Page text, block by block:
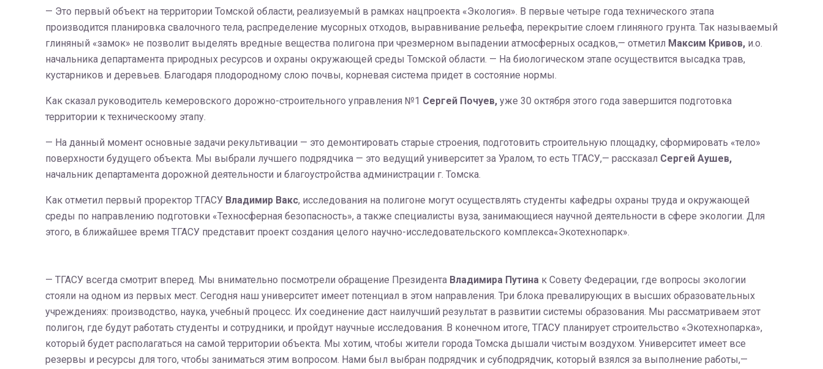
— Это первый объект на территории Томской области, реализуемый в рамках нацпроекта «Экология». В первые четыре года технического этапа
производится планировка свалочного тела, распределение мусорных отходов, выравнивание рельефа, перекрытие слоем глиняного грунта. Так называемый
глиняный «замок» не позволит выделять вредные вещества полигона при чрезмерном выпадении атмосферных осадков,— отметил Максим Кривов,и.о.
начальника департамента природных ресурсов и охраны окружающей среды Томской области. — На биологическом этапе осуществится высадка трав,
кустарников и деревьев. Благодаря плодородному слою почвы, корневая система придет в состояние нормы.
Как сказал руководитель кемеровского дорожно-строительного управления №1 Сергей Почуев,уже 30 октября этого года завершится подготовка
территории к техническоому этапу.
— На данный момент основные задачи рекультивации — это демонтировать старые строения, подготовить строительную площадку, сформировать «тело»
поверхности будущего объекта. Мы выбрали лучшего подрядчика — это ведущий университет за Уралом, то есть ТГАСУ,— рассказал Сергей Аушев,
начальник департамента дорожной деятельности и благоустройства администрации г. Томска.
Как отметил первый проректор ТГАСУ Владимир Вакс, исследования на полигоне могут осуществлять студенты кафедры охраны труда и окружающей
среды по направлению подготовки «Техносферная безопасность», а также специалисты вуза, занимающиеся научной деятельности в сфере экологии. Для
этого, в ближайшее время ТГАСУ представит проект создания целого научно-исследовательского комплекса«Экотехнопарк».
— ТГАСУ всегда смотрит вперед. Мы внимательно посмотрели обращение Президента Владимира Путинак Совету Федерации, где вопросы экологии
стояли на одном из первых мест. Сегодня наш университет имеет потенциал в этом направления. Три блока превалирующих в высших образовательных
учреждениях: производство, наука, учебный процесс. Их соединение даст наилучший результат в развитии системы образования. Мы рассматриваем этот
полигон, где будут работать студенты и сотрудники, и пройдут научные исследования. В конечном итоге, ТГАСУ планирует строительство «Экотехнопарка»,
который будет располагаться на самой территории объекта. Мы хотим, чтобы жители города Томска дышали чистым воздухом. Университет имеет все
резервы и ресурсы для того, чтобы заниматься этим вопросом. Нами был выбран подрядчик и субподрядчик, который взялся за выполнение работы,—